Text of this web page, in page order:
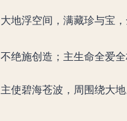
大地浮空间，满藏珍与宝
不绝施创造；主生命全爱
主使碧海苍波，周围绕大地